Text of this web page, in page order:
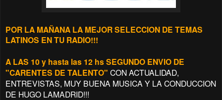
POR LA MAÑANA LA MEJOR SELECCION DE TEMAS
LATINOS EN TU RADIO!!!
A LAS 10 y hasta las 12 hs SEGUNDO ENVIO DE
"CARENTES DE TALENTO" CON ACTUALIDAD,
ENTREVISTAS, MUY BUENA MUSICA Y LA CONDUCCION
DE HUGO LAMADRID!!!